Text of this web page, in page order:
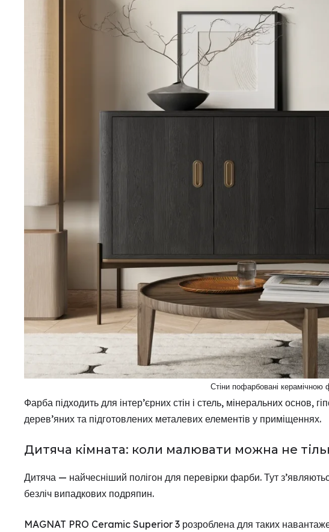
Стіни пофарбовані керамічною
Фарба підходить для інтер’єрних стін і стель, мінеральних основ,
дерев’яних та підготовлених металевих елементів у приміщеннях.
Дитяча кімната: коли малювати можна не
Дитяча — найчесніший полігон для перевірки фарби. Тут
безліч випадкових подряпин.
MAGNAT PRO Ceramic Superior 3 розроблена для таких